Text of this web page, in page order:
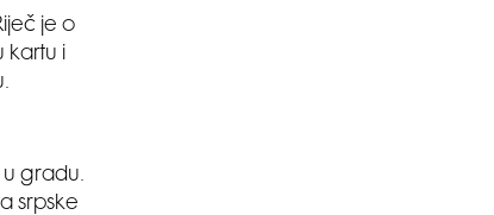
je o
i
u gradu.
srpske